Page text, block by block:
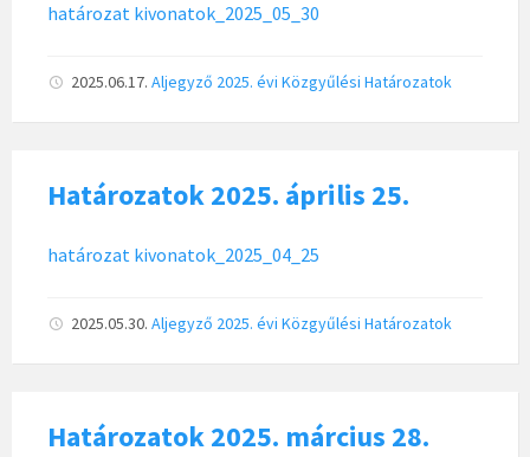
határozat kivonatok_2025_05_30
2025.06.17. Aljegyző 2025. évi Közgyűlési Határozatok
Határozatok 2025. április 25.
határozat kivonatok_2025_04_25
2025.05.30. Aljegyző 2025. évi Közgyűlési Határozatok
Határozatok 2025. március 28.